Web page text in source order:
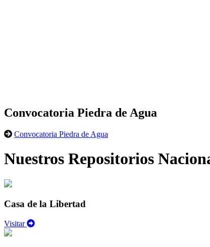
Convocatoria Piedra de Agua
Convocatoria Piedra de Agua
Nuestros Repositorios
Casa de la Libertad
Visitar